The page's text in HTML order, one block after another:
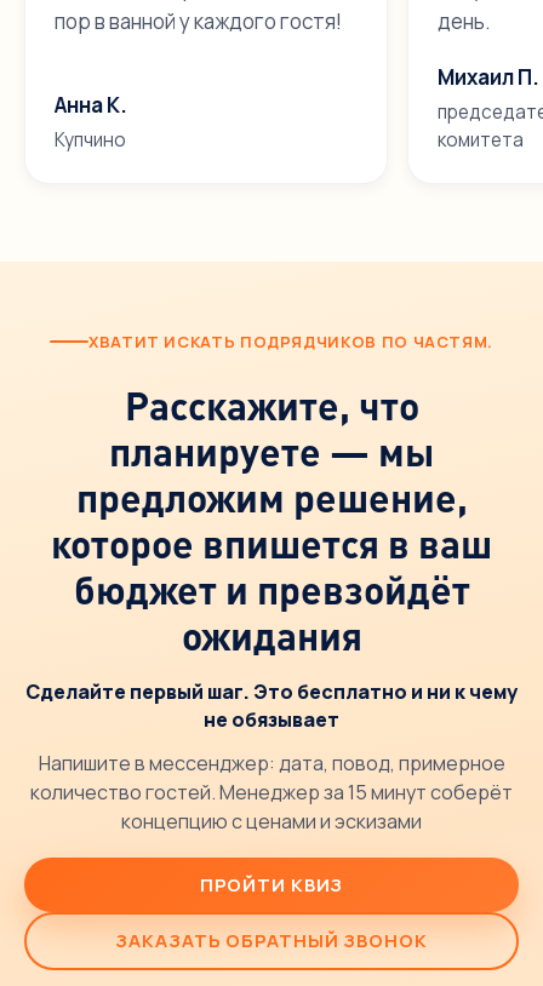
пор в ванной у каждого гостя!
Анна К.
Купчино
день.
Михаил П.
комитета
ХВАТИТ ИСКАТЬ ПОДРЯДЧИКОВ ПО ЧАСТЯМ.
Расскажите, что
планируете — мы
предложим решение,
которое впишется в ваш
бюджет и превзойдёт
ожидания
Сделайте первый шаг. Это бесплатно и ни к чему
не обязывает
Напишите в мессенджер: дата, повод, примерное
количество гостей. Менеджер за 15 минут соберёт
концепцию с ценами и эскизами
ПРОЙТИ КВИЗ
ЗАКАЗАТЬ ОБРАТНЫЙ ЗВОНОК